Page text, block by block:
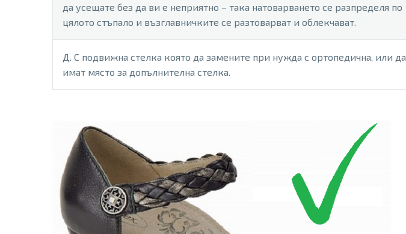
да усещате без да ви е неприятно – така натоварването се разпределя по
цялото стъпало и възглавничките се разтоварват и облекчават.
Д. С подвижна стелка която да замените при нужда с ортопедична, или да
имат място за допълнителна стелка.